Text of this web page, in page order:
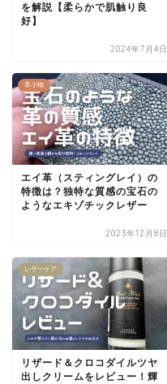
を解説【柔らかで肌触り良
好】
2024年7月4日
革小物
エイ革（スティングレイ）の
特徴は？独特な質感の宝石の
ようなエキゾチックレザー
2023年12月8日
レザーケア
リザード＆クロコダイルツヤ
出しクリームをレビュー！輝